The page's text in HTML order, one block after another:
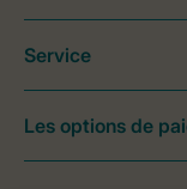
Service
Les options de